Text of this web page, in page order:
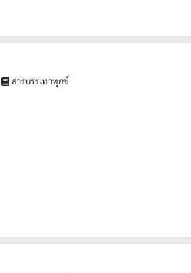
สารบรรเทาทุกข์